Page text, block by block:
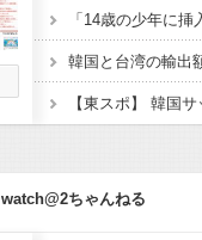
watch@2ちゃんねる